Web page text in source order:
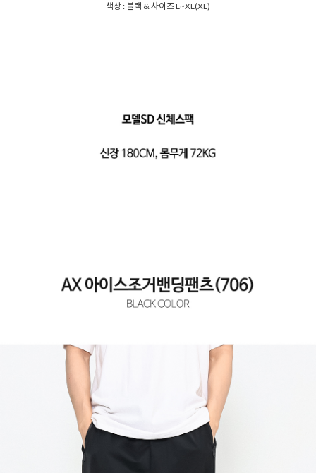
색상 : 블랙 & 사이즈 L~XL(XL)